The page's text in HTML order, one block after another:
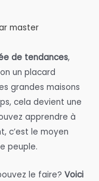
master
de tendances,
un placard
grandes maisons
cela devient une
apprendre à
c’est le moyen
peuple.
le faire? Voici